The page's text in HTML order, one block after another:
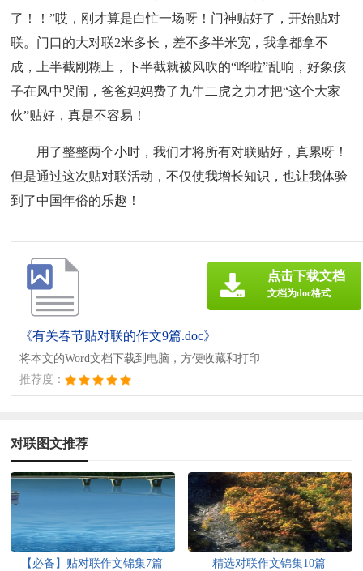
了！！”哎，刚才算是白忙一场呀！门神贴好了，开始贴对
联。门口的大对联2米多长，差不多半米宽，我拿都拿不
成，上半截刚糊上，下半截就被风吹的“哗啦”乱响，好象孩
子在风中哭闹，爸爸妈妈费了九牛二虎之力才把“这个大家
伙”贴好，真是不容易！
用了整整两个小时，我们才将所有对联贴好，真累呀！
但是通过这次贴对联活动，不仅使我增长知识，也让我体验
到了中国年俗的乐趣！
《有关春节贴对联的作文9篇.doc》
将本文的Word文档下载到电脑，方便收藏和打印
推荐度：
点击下载文档
文档为doc格式
对联图文推荐
【必备】贴对联作文锦集7篇 精选对联作文锦集10篇